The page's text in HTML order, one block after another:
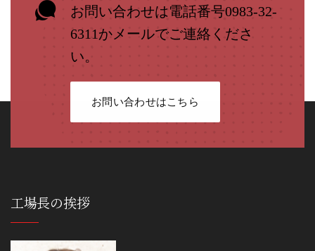
お問い合わせは電話番号0983-32-
6311かメールでご連絡くださ
い。
お問い合わせはこちら
工場長の挨拶